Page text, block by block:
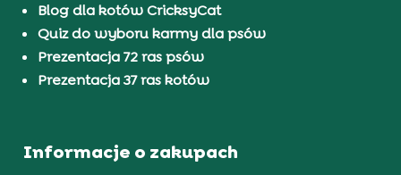
Blog dla kotów CricksyCat
Quiz do wyboru karmy dla psów
Prezentacja 72 ras psów
Prezentacja 37 ras kotów
Informacje o zakupach